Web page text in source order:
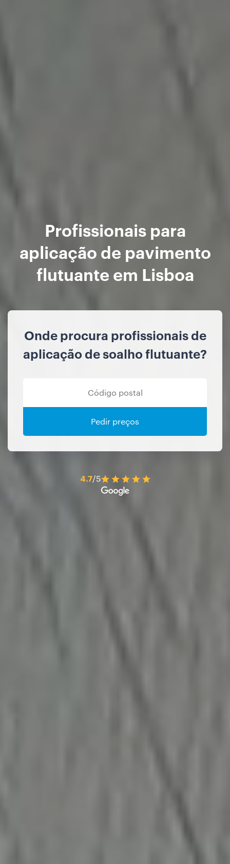
Profissionais para
aplicação de pavimento
flutuante em Lisboa
Onde procura profissionais de
aplicação de soalho flutuante?
Pedir preços
4.7/5